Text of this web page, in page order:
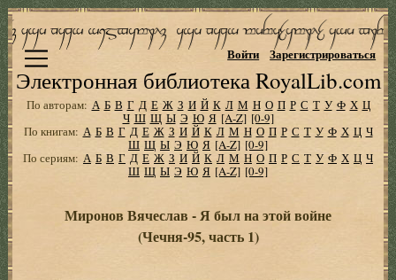
Электронная библиотека RoyalLib.com
Войти Зарегистрироваться
По авторам: А Б В Г Д Е Ж З И Й К Л М Н О П Р С Т У Ф Х Ц
Ч Ш Щ Ы Э Ю Я [A-Z] [0-9]
По книгам: А Б В Г Д Е Ж З И Й К Л М Н О П Р С Т У Ф Х Ц Ч
Ш Щ Ы Э Ю Я [A-Z] [0-9]
По сериям: А Б В Г Д Е Ж З И Й К Л М Н О П Р С Т У Ф Х Ц Ч
Ш Щ Ы Э Ю Я [A-Z] [0-9]
Миронов Вячеслав - Я был на этой войне
(Чечня-95, часть 1)